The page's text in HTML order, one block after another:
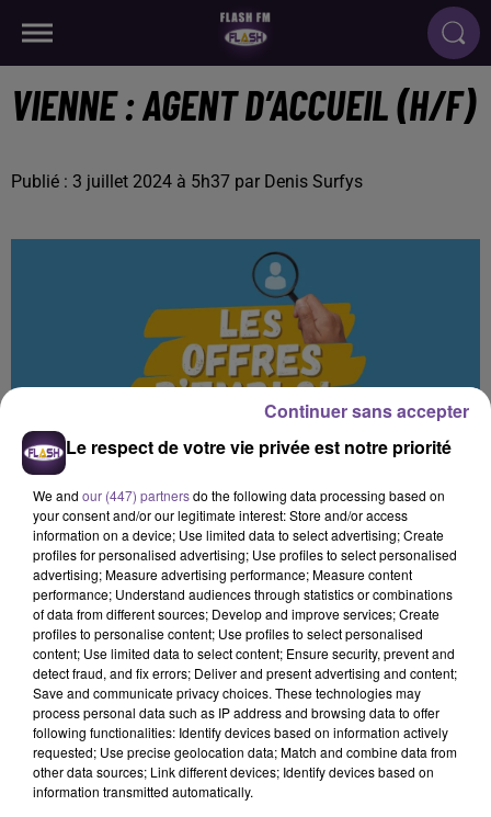
VIENNE : AGENT D’ACCUEIL (H/F)
Publié : 3 juillet 2024 à 5h37 par Denis Surfys
Une société de Poitiers recherche un
agent d’accueil (H/F).
Une société de Poitiers recherche un agent d’accueil (H/F).
Vos missions : accueil et orientation des patients et visiteurs.
Gestion des appels téléphoniques et prise de rendez-vous.
Traitement des demandes d’informations. Collaboration
Le respect de votre vie privée est notre priorité
We and our (447) partnersdo the following data processing based on
your consent and/or our legitimate interest: Store and/or access
information on a device; Use limited data to select advertising; Create
profiles for personalised advertising; Use profiles to select personalised
advertising; Measure advertising performance; Measure content
performance; Understand audiences through statistics or combinations
of data from different sources; Develop and improve services; Create
profiles to personalise content; Use profiles to select personalised
content; Use limited data to select content; Ensure security, prevent and
detect fraud, and fix errors; Deliver and present advertising and content;
Save and communicate privacy choices. These technologies may
process personal data such as IP address and browsing data to offer
following functionalities: Identify devices based on information actively
requested; Use precise geolocation data; Match and combine data from
other data sources; Link different devices; Identify devices based on
information transmitted automatically.
Continuer sans accepter